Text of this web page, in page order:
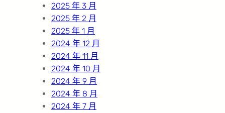
2025 年 3 月
2025 年 2 月
2025 年 1 月
2024 年 12 月
2024 年 11 月
2024 年 10 月
2024 年 9 月
2024 年 8 月
2024 年 7 月